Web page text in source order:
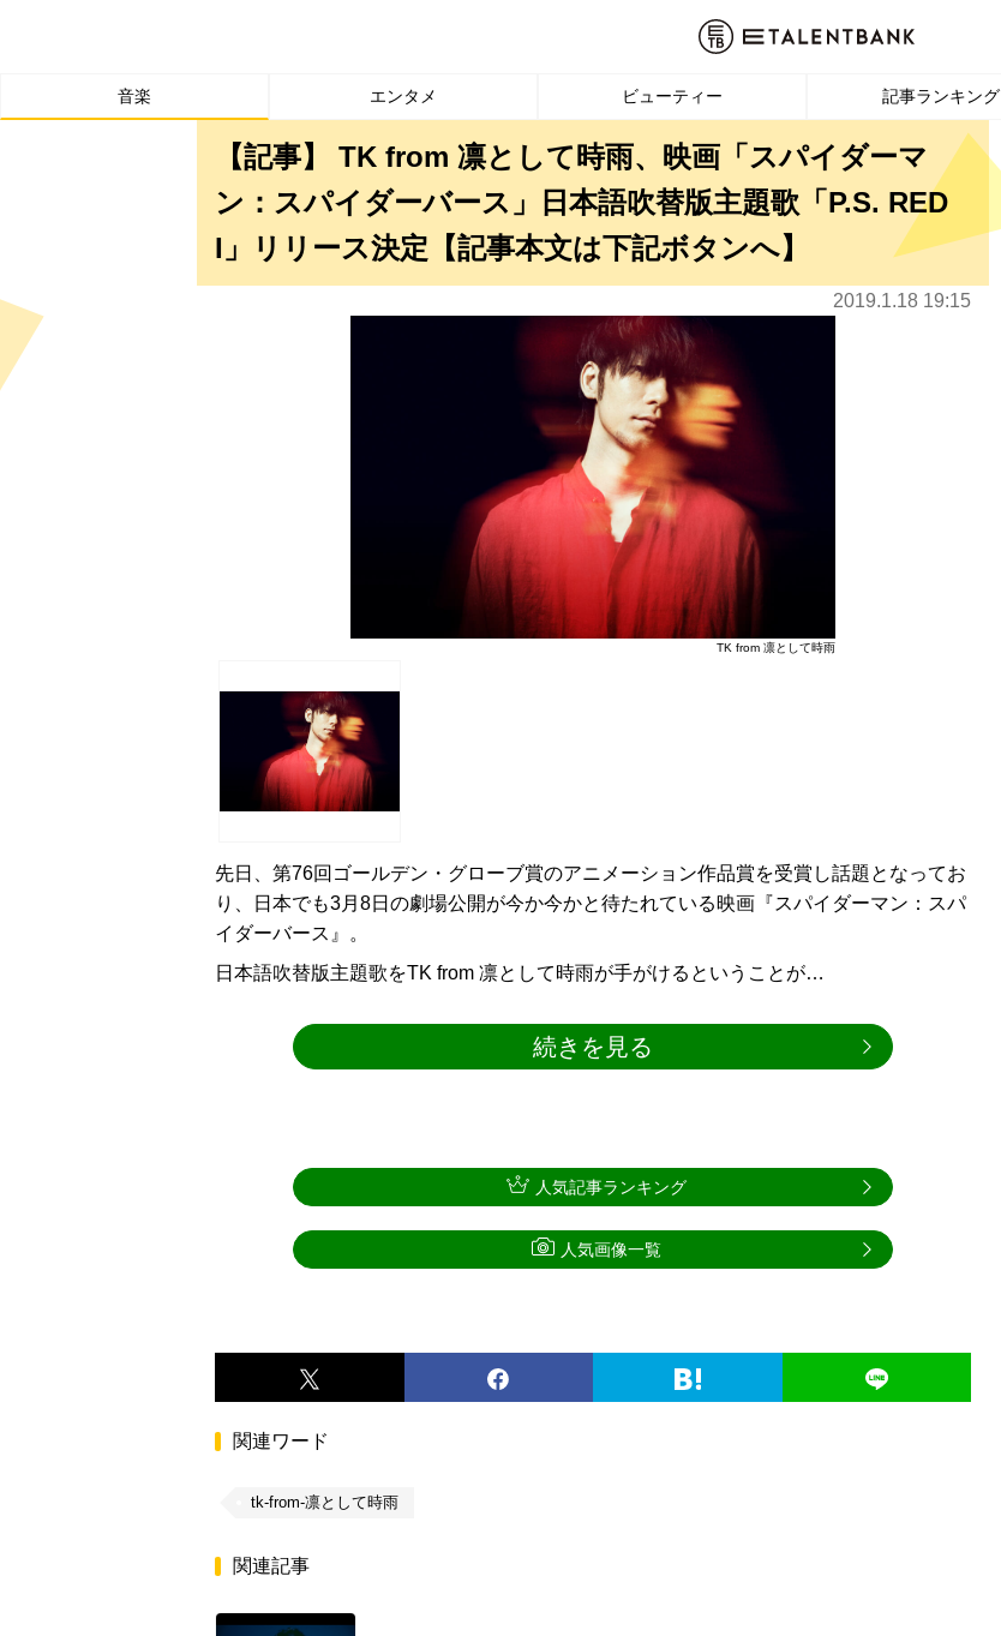
音楽 エンタメ ビューティー 記事ランキング
【記事】 TK from 凛として時雨、映画「スパイダーマ
ン：スパイダーバース」日本語吹替版主題歌「P.S. RED
I」リリース決定【記事本文は下記ボタンへ】
2019.1.18 19:15
TK from 凛として時雨
先日、第76回ゴールデン・グローブ賞のアニメーション作品賞を受賞し話題となってお
り、日本でも3月8日の劇場公開が今か今かと待たれている映画『スパイダーマン：スパ
イダーバース』。
日本語吹替版主題歌をTK from 凛として時雨が手がけるということが…
続きを見る
関連ワード
tk-from-凛として時雨
関連記事
人気記事ランキング
人気画像一覧